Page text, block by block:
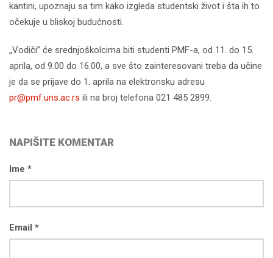
kantini, upoznaju sa tim kako izgleda studentski život i šta ih to
očekuje u bliskoj budućnosti.
„Vodiči” će srednjoškolcima biti studenti PMF-a, od 11. do 15.
aprila, od 9.00 do 16.00, a sve što zainteresovani treba da učine
je da se prijave do 1. aprila na elektronsku adresu
pr@pmf.uns.ac.rs ili na broj telefona 021 485 2899.
NAPIŠITE KOMENTAR
Ime *
Email *